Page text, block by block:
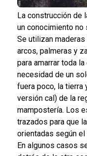
La construcción de
un conocimiento
Se utilizan
arcos, palmeras y
para amarrar toda
necesidad de un
fuera poco, la tierra
versión cal) de la
mampostería. Los
trazados para que
orientadas según
En algunos casos